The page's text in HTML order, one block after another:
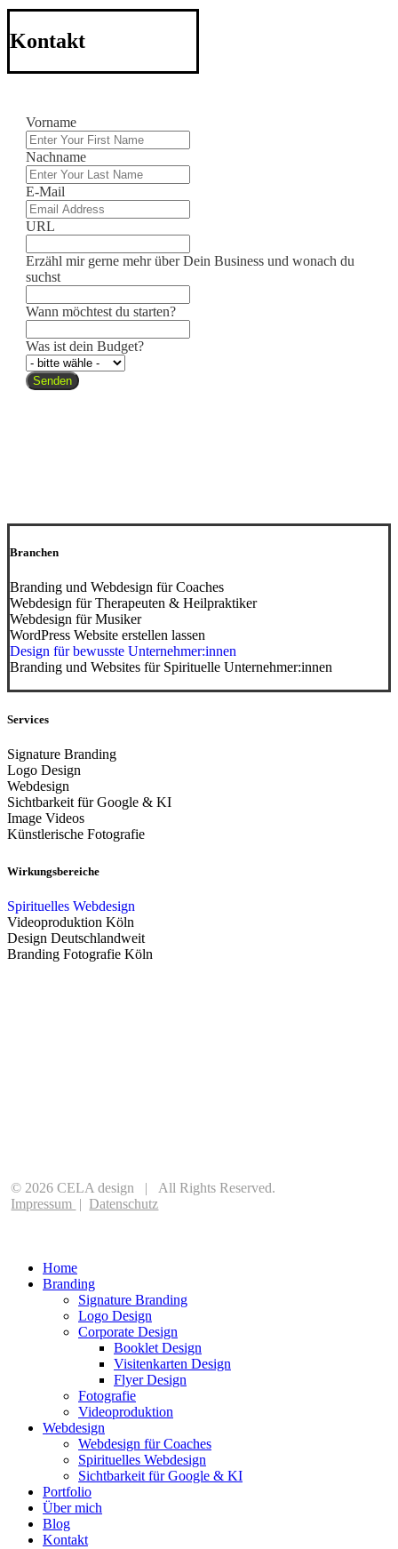
Kontakt
Vorname
Nachname
E-Mail
URL
Erzähl mir gerne mehr über Dein Business und wonach du
suchst
Wann möchtest du starten?
Was ist dein Budget?
Senden
Branchen
Branding und Webdesign für Coaches
Webdesign für Therapeuten & Heilpraktiker
Webdesign für Musiker
WordPress Website erstellen lassen
Design für bewusste Unternehmer:innen
Branding und Websites für Spirituelle Unternehmer:innen
Services
Signature Branding
Logo Design
Webdesign
Sichtbarkeit für Google & KI
Image Videos
Künstlerische Fotografie
Wirkungsbereiche
Spirituelles Webdesign
Videoproduktion Köln
Design Deutschlandweit
Branding Fotografie Köln
© 2026 CELA design | All Rights Reserved.
Impressum |Datenschutz
Home
Branding
Signature Branding
Logo Design
Corporate Design
Booklet Design
Visitenkarten Design
Flyer Design
Fotografie
Videoproduktion
Webdesign
Webdesign für Coaches
Spirituelles Webdesign
Sichtbarkeit für Google & KI
Portfolio
Über mich
Blog
Kontakt